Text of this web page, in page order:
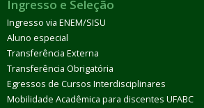
Ingresso e Seleção
Ingresso via ENEM/SISU
Aluno especial
Transferência Externa
Transferência Obrigatória
Egressos de Cursos Interdisciplinares
Mobilidade Acadêmica para discentes UFABC